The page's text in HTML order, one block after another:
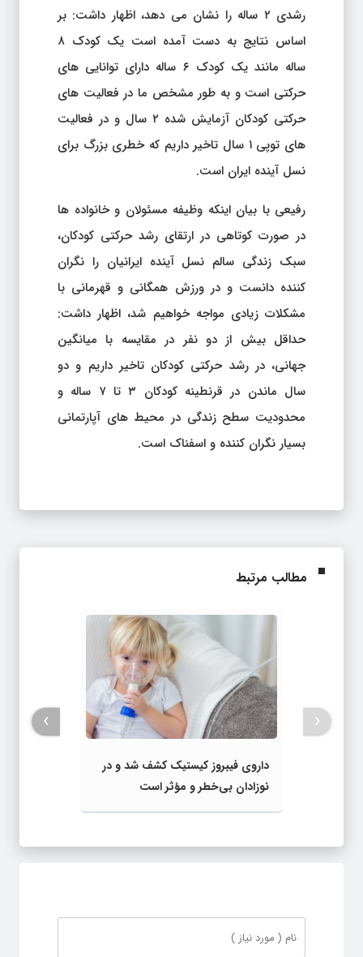
رشدی ۲ ساله را نشان می دهد، اظهار داشت: بر
اساس نتایج به دست آمده است یک کودک ۸
ساله مانند یک کودک ۶ ساله دارای توانایی های
حرکتی است و به طور مشخص ما در فعالیت های
حرکتی کودکان آزمایش شده ۲ سال و در فعالیت
های توپی ۱ سال تاخیر داریم که خطری بزرگ برای
نسل آینده ایران است.
رفیعی با بیان اینکه وظیفه مسئولان و خانواده ها
در صورت کوتاهی در ارتقای رشد حرکتی کودکان،
سبک زندگی سالم نسل آینده ایرانیان را نگران
کننده دانست و در ورزش همگانی و قهرمانی با
مشکلات زیادی مواجه خواهیم شد، اظهار داشت:
حداقل بیش از دو نفر در مقایسه با میانگین
جهانی، در رشد حرکتی کودکان تاخیر داریم و دو
سال ماندن در قرنطینه کودکان ۳ تا ۷ ساله و
محدودیت سطح زندگی در محیط های آپارتمانی
بسیار نگران کننده و اسفناک است.
مطالب مرتبط
داروی فیبروز کیستیک کشف شد و در
نوزادان بی‌خطر و مؤثر است
‹
›